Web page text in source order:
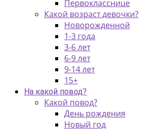
Первокласснице
Какой возраст девочки?
Новорожденной
1-3 года
3-6 лет
6-9 лет
9-14 лет
15+
На какой повод?
Какой повод?
День рождения
Новый год